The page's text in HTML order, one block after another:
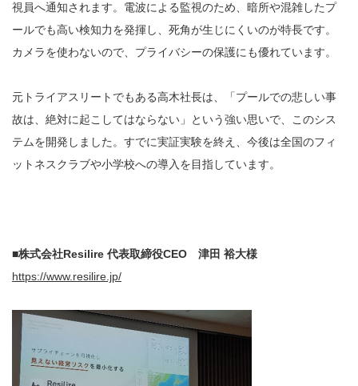
視員へ通知されます。電波による監視のため、暗所や混雑したプ
ールでも高い検知力を発揮し、死角が生じにくいのが特長です。
カメラを使わないので、プライバシーの保護にも優れています。
元トライアスリートでもある高木社長は、「プールでの悲しい事
故は、絶対に起こしてはならない」という強い思いで、このシス
テムを開発しました。すでに実証実験を終え、今後は全国のフィ
ットネスクラブや小学校への導入を目指しています。
■株式会社Resilire 代表取締役CEO 津田 裕大様
https://www.resilire.jp/